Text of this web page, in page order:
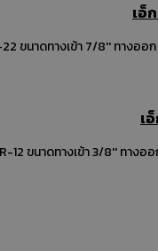
ตาแมวแบบ